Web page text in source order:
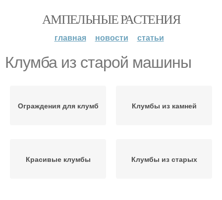
АМПЕЛЬНЫЕ РАСТЕНИЯ
главная новости статьи
Клумба из старой машины
Ограждения для клумб Клумбы из камней
Красивые клумбы Клумбы из старых